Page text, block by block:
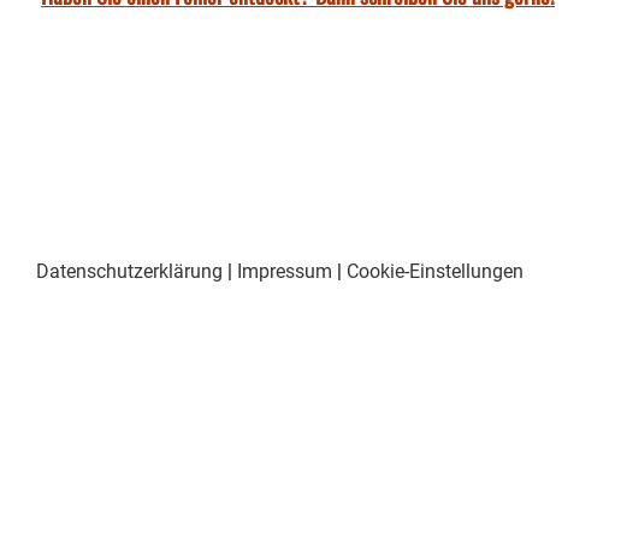
Datenschutzerklärung | Impressum | Cookie-Einstellungen